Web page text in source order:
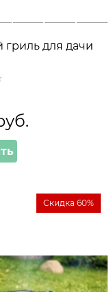
гриль для дачи
Скидка 60%